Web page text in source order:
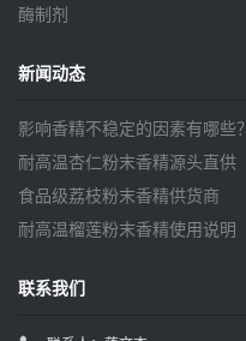
酶制剂
新闻动态
影响香精不稳定的因素有哪些？
耐高温杏仁粉末香精源头直供
食品级荔枝粉末香精供货商
耐高温榴莲粉末香精使用说明
联系我们